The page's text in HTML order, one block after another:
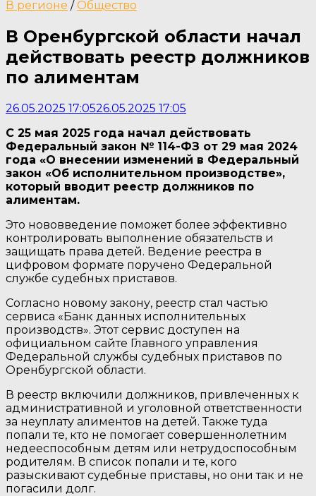
В регионе /Общество
В Оренбургской области начал
действовать реестр должников
по алиментам
26.05.2025 17:0526.05.2025 17:05
С 25 мая 2025 года начал действовать
Федеральный закон № 114-ФЗ от 29 мая 2024
года «О внесении изменений в Федеральный
закон «Об исполнительном производстве»,
который вводит реестр должников по
алиментам.
Это нововведение поможет более эффективно
контролировать выполнение обязательств и
защищать права детей. Ведение реестра в
цифровом формате поручено Федеральной
службе судебных приставов.
Согласно новому закону, реестр стал частью
сервиса «Банк данных исполнительных
производств». Этот сервис доступен на
официальном сайте Главного управления
Федеральной службы судебных приставов по
Оренбургской области.
В реестр включили должников, привлеченных к
административной и уголовной ответственности
за неуплату алиментов на детей. Также туда
попали те, кто не помогает совершеннолетним
недееспособным детям или нетрудоспособным
родителям. В список попали и те, кого
разыскивают судебные приставы, но они так и не
погасили долг.